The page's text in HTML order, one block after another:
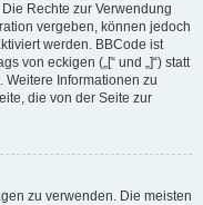
Rechte zur Verwendung
vergeben, können jedoch
werden. BBCode ist
von eckigen („[“ und „]“) statt
Weitere Informationen zu
die von der Seite zur
zu verwenden. Die meisten